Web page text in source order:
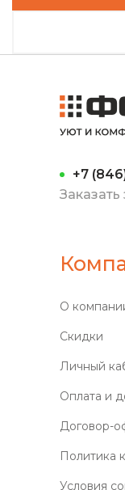
+7
О
Скидки
Личный
Оплата и
Договор-
Политика
Условия